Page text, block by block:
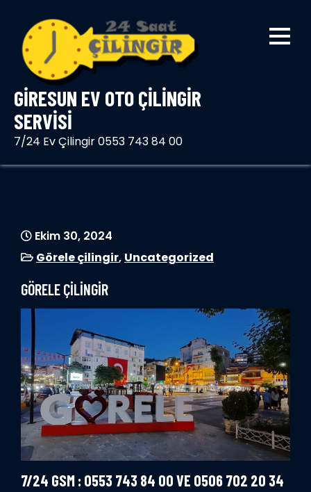
content
GIRESUN EV OTO ÇILINGIR
SERVISI
7/24 Ev Çilingir 0553 743 84 00
Ekim 30, 2024
Görele çilingir, Uncategorized
GÖRELE ÇİLİNGİR
7/24 GSM : 0553 743 84 00 VE 0506 702 20 34